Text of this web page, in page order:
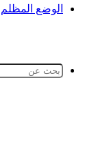
الوضع المظلم